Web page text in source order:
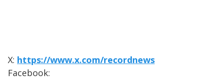
X: https://www.x.com/recordnews
Facebook: